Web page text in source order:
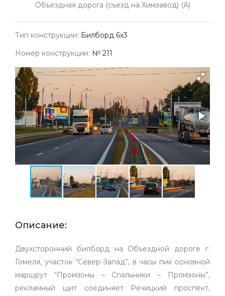
Объездная дорога (съезд на Химзавод) (А)
Тип конструкции: Билборд 6х3
Номер конструкции: № 211
Описание:
Двухсторонний билборд на Объездной дороге г.
Гомеля, участок “Север-Запад”, в часы пик основной
маршрут “Промзоны – Спальники – Промзоны”,
рекламный щит соединяет Речицкий проспект,